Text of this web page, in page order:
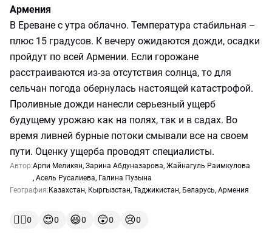
Армения
В Ереване с утра облачно. Температура стабильная –
плюс 15 градусов. К вечеру ожидаются дожди, осадки
пройдут по всей Армении. Если горожане
расстраиваются из-за отсутствия солнца, то для
сельчан погода обернулась настоящей катастрофой.
Проливные дожди нанесли серьезный ущерб
будущему урожаю как на полях, так и в садах. Во
время ливней бурные потоки смывали все на своем
пути. Оценку ущерба проводят специалисты.
Автор:Арпи Меликян, Зарина Абдуназарова, Жайнагуль Раимкулова
, Асель Русалиева, Галина Пузына
География: Казахстан, Кыргызстан, Таджикистан, Беларусь, Армения
👍🏻0 😍0 😆0 😲0 😢0